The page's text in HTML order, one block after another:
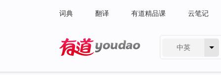
词典 翻译 有道精品课 云笔记
中英